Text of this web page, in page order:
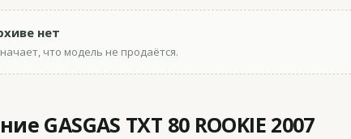
нет
что модель не продаётся.
GASGAS TXT 80 ROOKIE 2007